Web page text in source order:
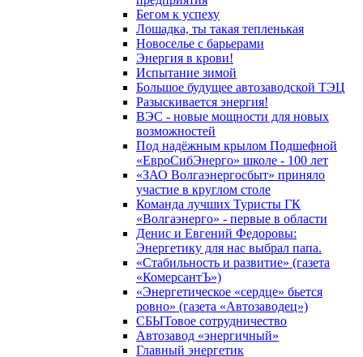
Бегом к успеху
Лошадка, ты такая тепленькая
Новоселье с барьерами
Энергия в крови!
Испытание зимой
Большое будущее автозаводской ТЭЦ
Разыскивается энергия!
ВЭС - новые мощности для новых
возможностей
Под надёжным крылом Подшефной
«ЕвроСибЭнерго» школе - 100 лет
«ЗАО Волгаэнергосбыт» приняло
участие в круглом столе
Команда лучших Туристы ГК
«Волгаэнерго» - первые в области
Денис и Евгений Федоровы:
Энергетику для нас выбрал папа.
«Стабильность и развитие» (газета
«КомерсантЪ»)
«Энергетическое «сердце» бьется
ровно» (газета «Автозаводец»)
СБЫТовое сотрудничество
Автозавод «энергичный»
Главный энергетик